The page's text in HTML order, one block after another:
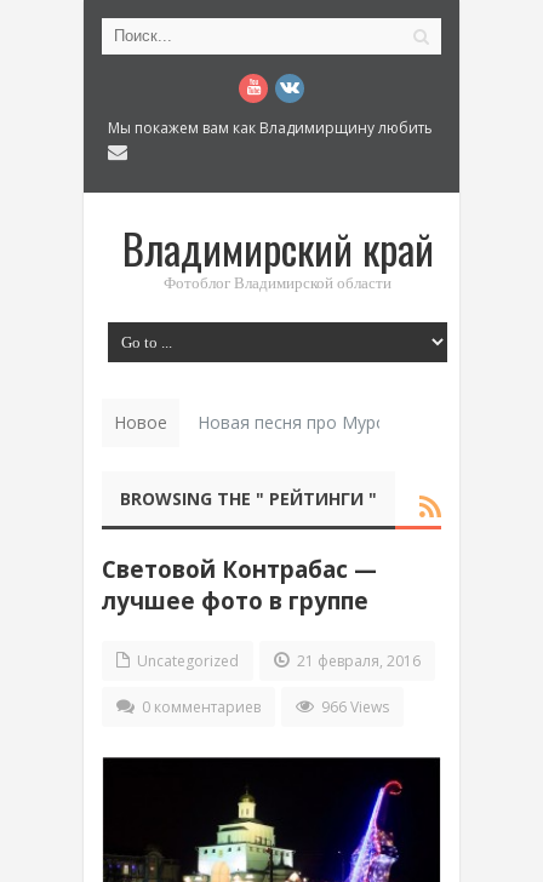
Мы покажем вам как Владимирщину любить
Владимирский край
Фотоблог Владимирской области
Новое Новая песня про Муром: «Былинный
BROWSING THE " РЕЙТИНГИ "
Световой Контрабас —
лучшее фото в группе
Uncategorized 21 февраля, 2016
0 комментариев 966 Views